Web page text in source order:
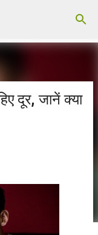
दूर, जानें क्या